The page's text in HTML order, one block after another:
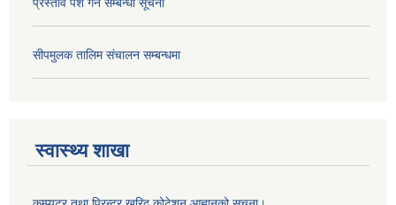
सीपमुलक तालिम संचालन सम्बन्धमा
स्वास्थ्य शाखा